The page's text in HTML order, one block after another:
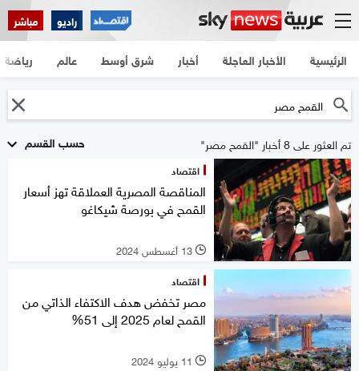
راديو مباشر
الرئيسية الأخبار العاجلة أخبار شرق أوسط عالم رياضة
حسب القسم تم العثور على 8 أخبار "القمح مصر"
اقتصاد
المناقصة المصرية العملاقة تهز أسعار
القمح في بورصة شيكاغو
l 13 أغسطس 2024
اقتصاد
مصر تخفض هدف الاكتفاء الذاتي من
القمح لعام 2025 إلى 51%
l 11 يوليو 2024